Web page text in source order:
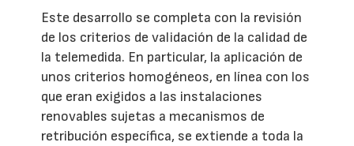
Este desarrollo se completa con la revisión
de los criterios de validación de la calidad de
la telemedida. En particular, la aplicación de
unos criterios homogéneos, en línea con los
que eran exigidos a las instalaciones
renovables sujetas a mecanismos de
retribución específica, se extiende a toda la